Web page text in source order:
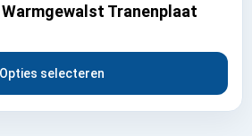
Warmgewalst Tranenplaat
Opties selecteren